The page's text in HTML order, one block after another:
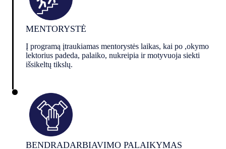
MENTORYSTĖ
Į programą įtraukiamas mentorystės laikas, kai po ,okymo
lektorius padeda, palaiko, nukreipia ir motyvuoja siekti
išsikeltų tikslų.
BENDRADARBIAVIMO PALAIKYMAS